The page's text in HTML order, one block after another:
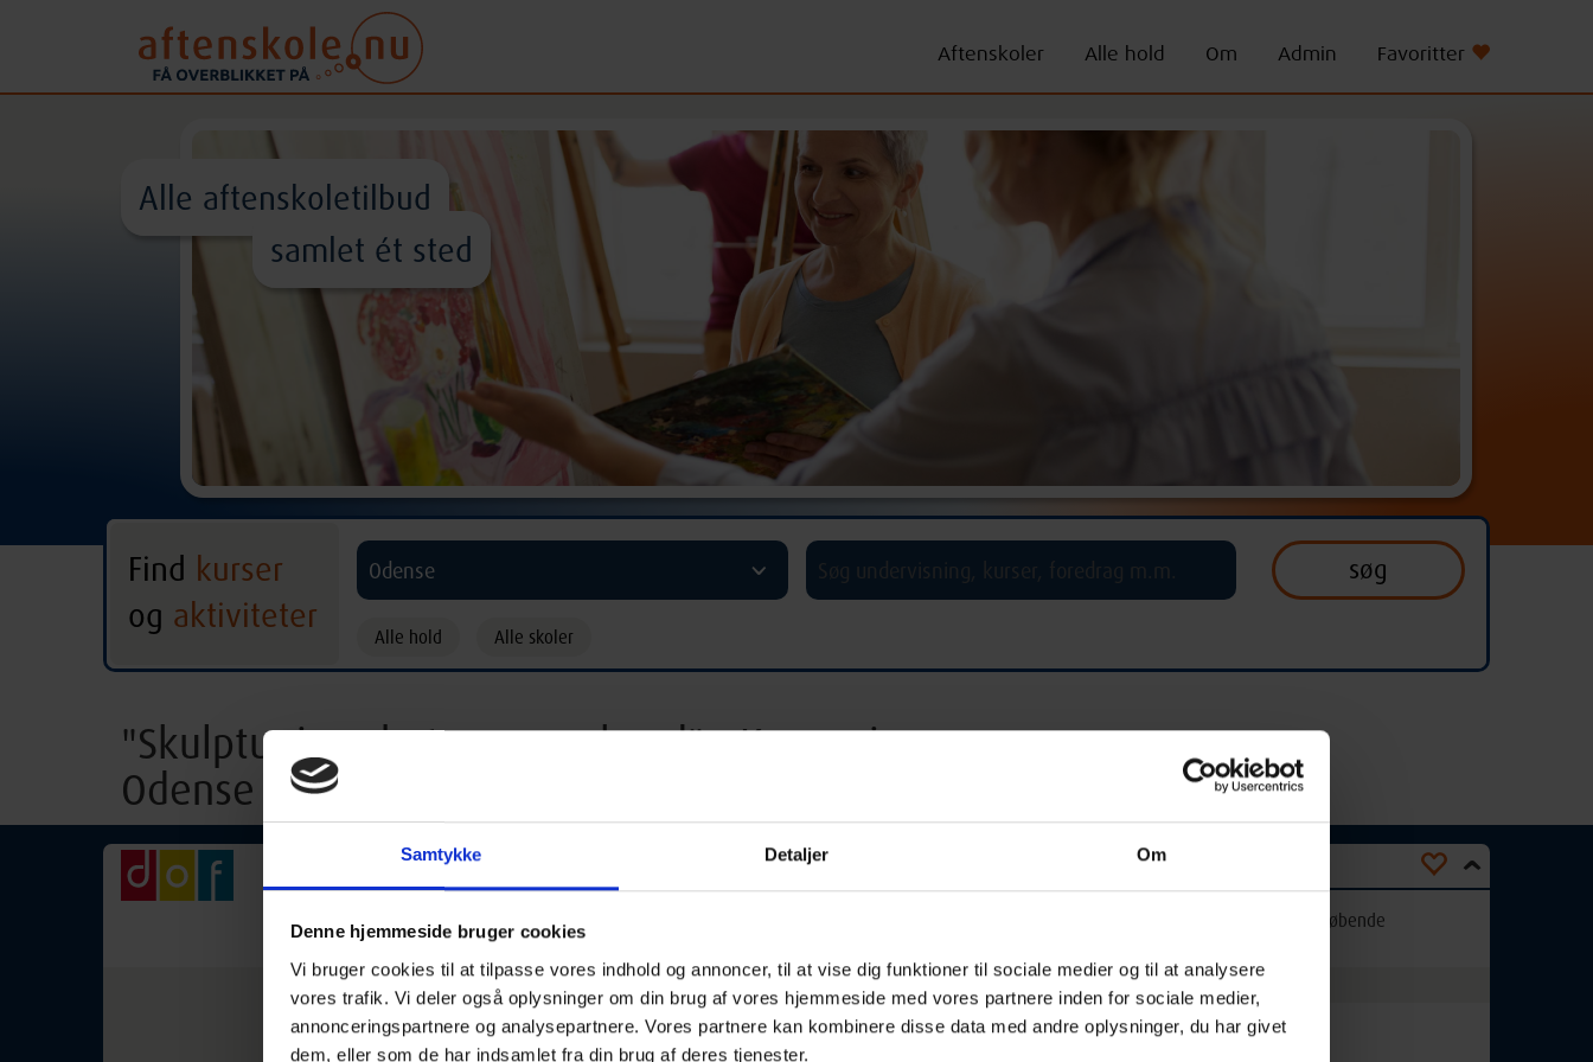
Samtykke Detaljer Om
Denne hjemmeside bruger cookies
Vi bruger cookies til at tilpasse vores indhold og annoncer, til at vise dig funktioner til sociale medier og til at analysere
vores trafik. Vi deler også oplysninger om din brug af vores hjemmeside med vores partnere inden for sociale medier,
annonceringspartnere og analysepartnere. Vores partnere kan kombinere disse data med andre oplysninger, du har givet
dem, eller som de har indsamlet fra din brug af deres tjenester.
Aftenskoler Alle hold Om Admin Favoritter
Alle aftenskoletilbud
samlet ét sted
Find kurser
og aktiviteter
Odense ^
Alle hold Alle skoler
"Skulptur i gasbeton - weekend" - Kursus i
Odense
Skulptur i gasbeton - weekend
02-10-2026 Optager løbende
Et intensivt og kreativt weekendkursus for dig, der vil arbejde med skulptur fra idé til
form.Kurset strækker sig over tre dage: fredag aften kl. 17.00–20.00, lørdag og søndag kl. 10.00–
Undervisningssted: